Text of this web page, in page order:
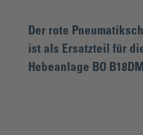
Der rote
ist als Ersatzteil für
Hebeanlage BO